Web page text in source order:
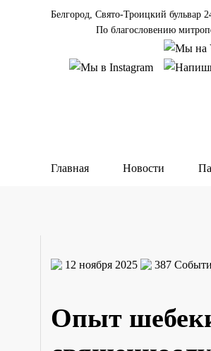
Белгород, Свято-Троицкий бульвар
По благословению
Главная Новости
12 ноября 2025 387
Опыт